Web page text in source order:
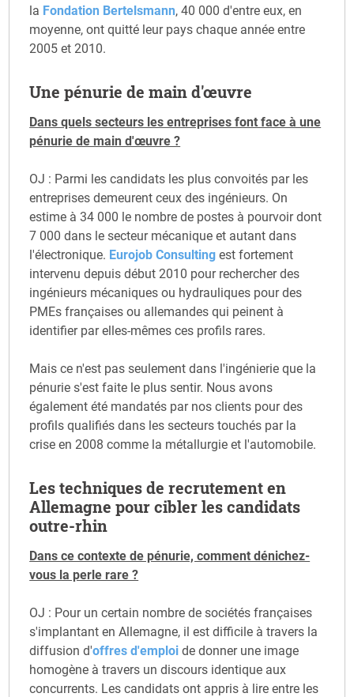
la Fondation Bertelsmann, 40 000 d'entre eux, en
moyenne, ont quitté leur pays chaque année entre
2005 et 2010.
Une pénurie de main d'œuvre
Dans quels secteurs les entreprises font face à une
pénurie de main d'œuvre ?
OJ : Parmi les candidats les plus convoités par les
entreprises demeurent ceux des ingénieurs. On
estime à 34 000 le nombre de postes à pourvoir dont
7 000 dans le secteur mécanique et autant dans
l'électronique. Eurojob Consulting est fortement
intervenu depuis début 2010 pour rechercher des
ingénieurs mécaniques ou hydrauliques pour des
PMEs françaises ou allemandes qui peinent à
identifier par elles-mêmes ces profils rares.
Mais ce n'est pas seulement dans l'ingénierie que la
pénurie s'est faite le plus sentir. Nous avons
également été mandatés par nos clients pour des
profils qualifiés dans les secteurs touchés par la
crise en 2008 comme la métallurgie et l'automobile.
Les techniques de recrutement en
Allemagne pour cibler les candidats
outre-rhin
Dans ce contexte de pénurie, comment dénichez-
vous la perle rare ?
OJ : Pour un certain nombre de sociétés françaises
s'implantant en Allemagne, il est difficile à travers la
diffusion d'offres d'emploi de donner une image
homogène à travers un discours identique aux
concurrents. Les candidats ont appris à lire entre les